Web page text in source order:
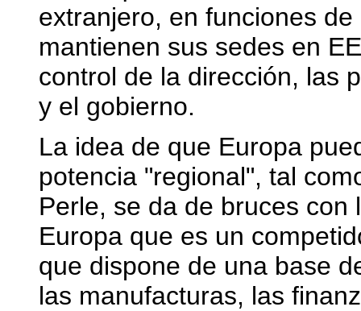
extranjero, en funciones
mantienen sus sedes en
control de la dirección, las
y el gobierno.
La idea de que Europa
potencia "regional", tal
Perle, se da de bruces
Europa que es un
que dispone de una base
las manufacturas, las